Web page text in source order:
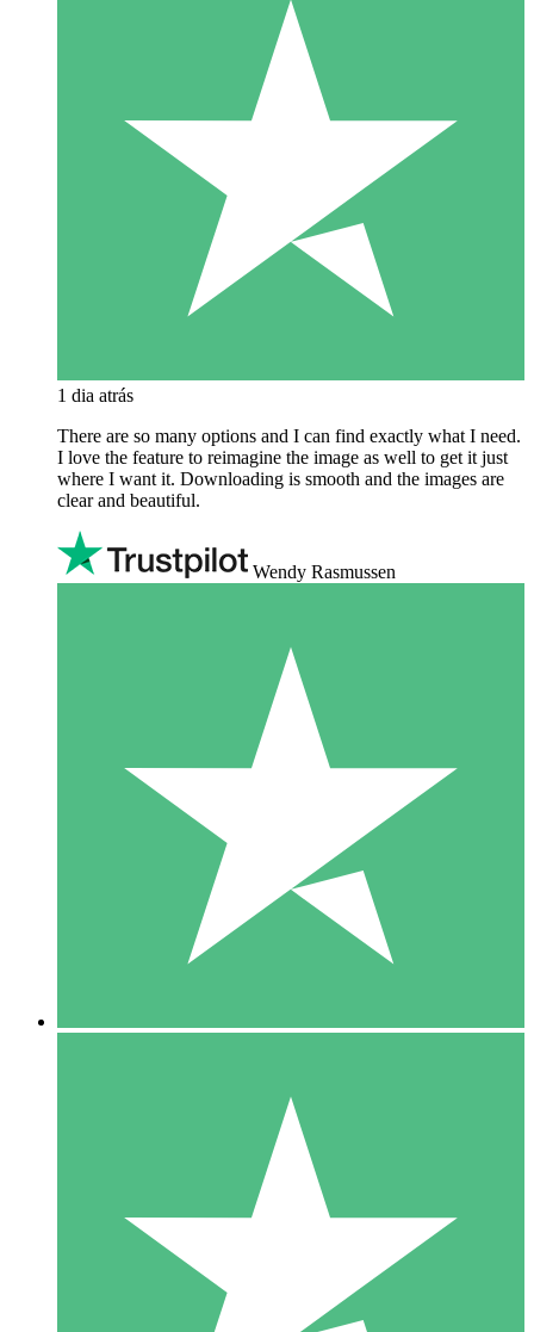
1 dia atrás
There are so many options and I can find exactly what I need.
I love the feature to reimagine the image as well to get it just
where I want it. Downloading is smooth and the images are
clear and beautiful.
Wendy Rasmussen